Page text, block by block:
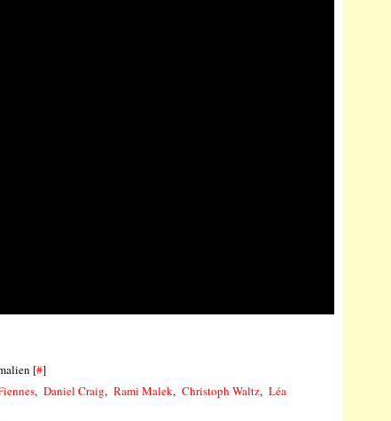
[#]
, Daniel Craig, Rami Malek, Christoph Waltz, Léa